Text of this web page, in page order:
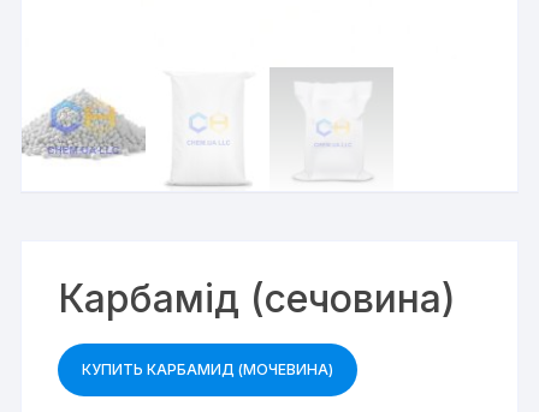
Карбамід (сечовина)
КУПИТЬ КАРБАМИД (МОЧЕВИНА)